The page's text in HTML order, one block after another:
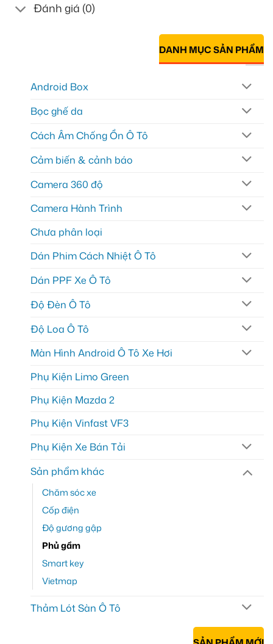
Đánh giá (0)
DANH MỤC SẢN PHẨM
Android Box
Bọc ghế da
Cách Âm Chống Ồn Ô Tô
Cảm biến & cảnh báo
Camera 360 độ
Camera Hành Trình
Chưa phân loại
Dán Phim Cách Nhiệt Ô Tô
Dán PPF Xe Ô Tô
Độ Đèn Ô Tô
Độ Loa Ô Tô
Màn Hình Android Ô Tô Xe Hơi
Phụ Kiện Limo Green
Phụ Kiện Mazda 2
Phụ Kiện Vinfast VF3
Phụ Kiện Xe Bán Tải
Sản phẩm khác
Chăm sóc xe
Cốp điện
Độ gương gập
Phủ gầm
Smart key
Vietmap
Thảm Lót Sàn Ô Tô